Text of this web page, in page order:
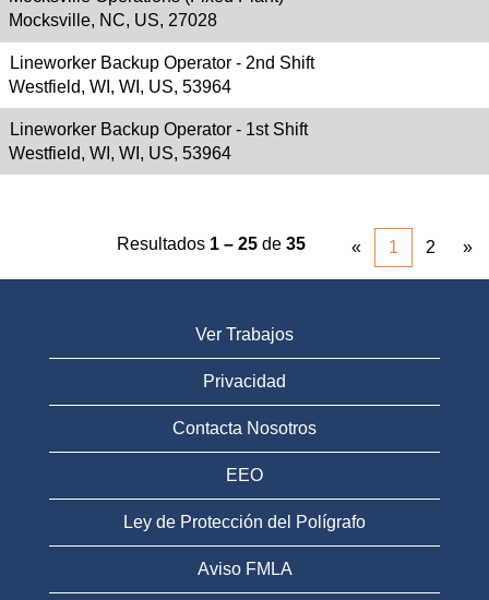
Mocksville, NC, US, 27028
Lineworker Backup Operator - 2nd Shift
Westfield, WI, WI, US, 53964
Lineworker Backup Operator - 1st Shift
Westfield, WI, WI, US, 53964
Resultados 1 – 25 de 35 « 1 2 »
Ver Trabajos
Privacidad
Contacta Nosotros
EEO
Ley de Protección del Polígrafo
Aviso FMLA